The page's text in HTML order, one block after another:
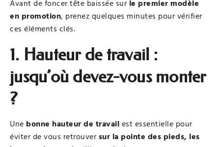
Avant de foncer tête baissée sur le premier modèle
en promotion, prenez quelques minutes pour vérifier
ces éléments clés.
1. Hauteur de travail :
jusqu’où devez-vous monter
?
Une bonne hauteur de travail est essentielle pour
éviter de vous retrouver sur la pointe des pieds, les